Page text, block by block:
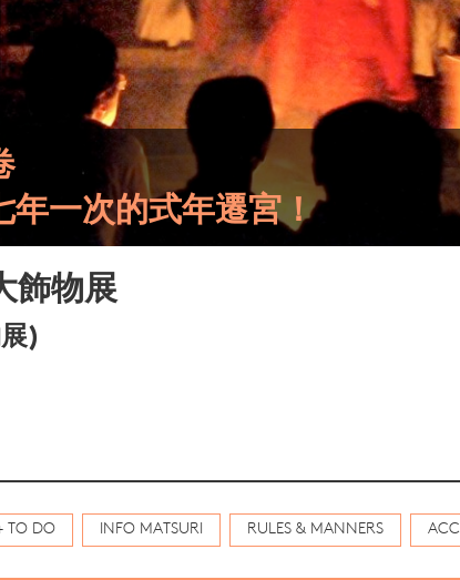
年一次的式年遷宮！
飾物展
)
TO DO INFO MATSURI RULES & MANNERS